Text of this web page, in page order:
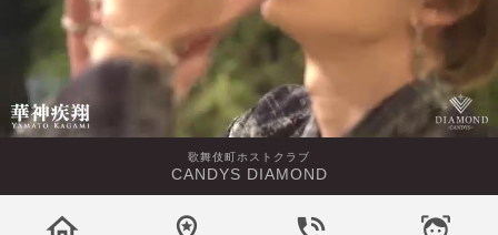
歌舞伎町ホストクラブ
CANDYS DIAMOND